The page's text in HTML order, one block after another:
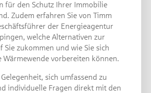
für den Schutz Ihrer Immobilie
Zudem erfahren Sie von Timm
der Energieagentur
welche Alternativen zur
Sie zukommen und wie Sie sich
Wärmewende vorbereiten können.
sich umfassend zu
individuelle Fragen direkt mit den